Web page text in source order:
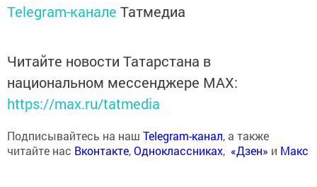
Telegram-канале Татмедиа
Читайте новости Татарстана в
национальном мессенджере MАХ:
https://max.ru/tatmedia
Подписывайтесь на наш Telegram-канал, а также
читайте нас Вконтакте,Одноклассниках, «Дзен» и Макс